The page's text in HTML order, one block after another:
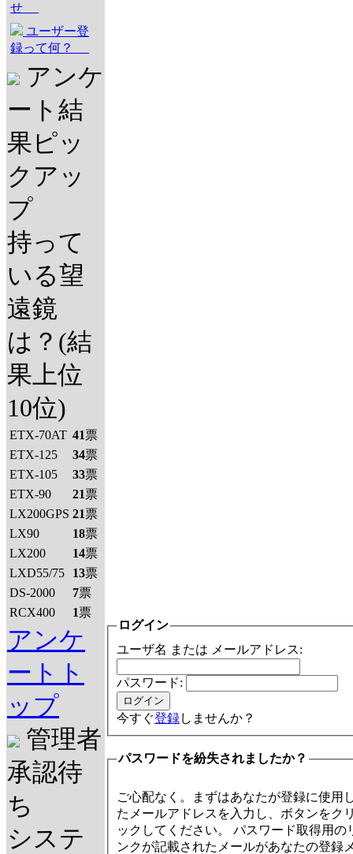
せ
ユーザー登
録って何？
アンケ
ート結
果ピッ
クアッ
プ
持って
いる望
遠鏡
は？(結
果上位
10位)
ETX-70AT 41票
ETX-125
34票
ETX-105
33票
ETX-90
21票
LX200GPS 21票
LX90
18票
LX200
14票
LXD55/75
13票
DS-2000
7票
RCX400
1票
アンケ
ートト
ップ
管理者
承認待
ち
システ
ログイン
ユーザ名 または メールアドレス:
パスワード:
今すぐ登録しませんか？
パスワードを紛失されましたか？
ご心配なく。まずはあなたが登録に使用
たメールアドレスを入力し、ボタンをク
ックしてください。 パスワード取得用の
ンクが記載されたメールがあなたの登録